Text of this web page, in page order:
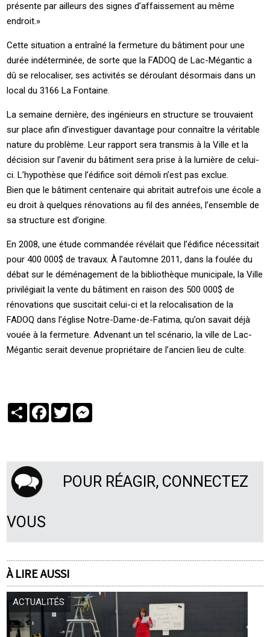
présente par ailleurs des signes d’affaissement au même
endroit.»
Cette situation a entraîné la fermeture du bâtiment pour une
durée indéterminée, de sorte que la FADOQ de Lac-Mégantic a
dû se relocaliser, ses activités se déroulant désormais dans un
local du 3166 La Fontaine.
La semaine dernière, des ingénieurs en structure se trouvaient
sur place afin d’investiguer davantage pour connaître la véritable
nature du problème. Leur rapport sera transmis à la Ville et la
décision sur l’avenir du bâtiment sera prise à la lumière de celui-
ci. L’hypothèse que l’édifice soit démoli n’est pas exclue.
Bien que le bâtiment centenaire qui abritait autrefois une école a
eu droit à quelques rénovations au fil des années, l’ensemble de
sa structure est d’origine.
En 2008, une étude commandée révélait que l’édifice nécessitait
pour 400 000$ de travaux. À l’automne 2011, dans la foulée du
débat sur le déménagement de la bibliothèque municipale, la Ville
privilégiait la vente du bâtiment en raison des 500 000$ de
rénovations que suscitait celui-ci et la relocalisation de la
FADOQ dans l’église Notre-Dame-de-Fatima, qu’on savait déjà
vouée à la fermeture. Advenant un tel scénario, la ville de Lac-
Mégantic serait devenue propriétaire de l’ancien lieu de culte.
PartagerFacebook
Twitter
POUR RÉAGIR, CONNECTEZ
VOUS
À LIRE AUSSI
ACTUALITÉS